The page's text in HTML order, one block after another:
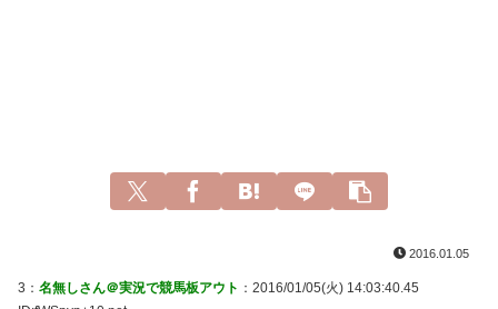
2016.01.05
3： 名無しさん＠実況で競馬板アウト ：2016/01/05(火) 14:03:40.45